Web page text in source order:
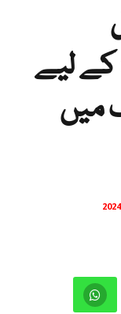
لیے
میں